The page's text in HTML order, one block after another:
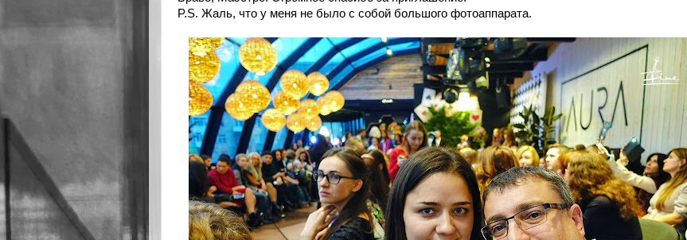
P.S. Жаль, что у меня не было с собой большого фотоаппарата.